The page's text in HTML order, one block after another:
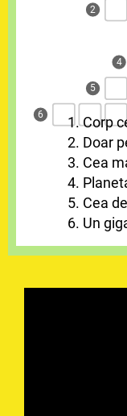
2
4
5
6
1. Corp
2. Doar
3. Cea
4.
5. Cea
6. Un